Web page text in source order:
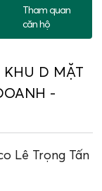
Tham quan
căn hộ
KHU D MẶT
-
Lê Trọng Tấn